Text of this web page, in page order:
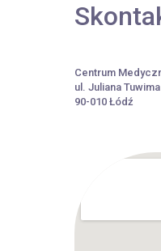
Centrum
ul. Juliana
90-010 Łódź